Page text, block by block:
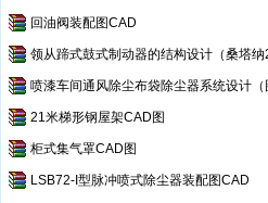
回油阀装配图CAD
领从蹄式鼓式制动器的结构设计（桑塔纳2000
喷漆车间通风除尘布袋除尘器系统设计（
21米梯形钢屋架CAD图
柜式集气罩CAD图
LSB72-I型脉冲喷式除尘器装配图CAD